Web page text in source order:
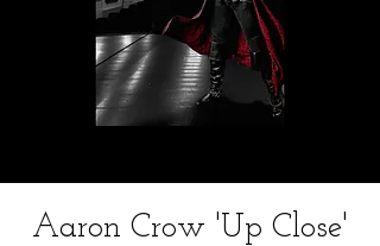
Aaron Crow 'Up Close'